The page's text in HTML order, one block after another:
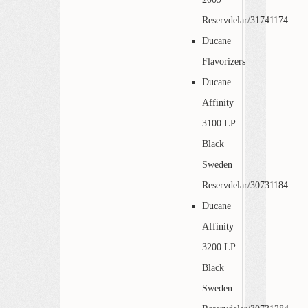
Reservdelar/31741174
Ducane
Flavorizers
Ducane
Affinity
3100 LP
Black
Sweden
Reservdelar/30731184
Ducane
Affinity
3200 LP
Black
Sweden